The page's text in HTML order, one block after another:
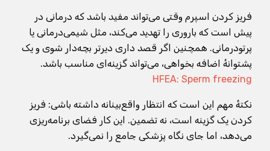
فریز کردن اسپرم وقتی می‌تواند مفید باشد که درمانی در
پیش است که باروری را تهدید می‌کند، مثل شیمی‌درمانی یا
پرتودرمانی. همچنین اگر قصد داری دیرتر بچه‌دار شوی و یک
پشتوانهٔ اضافه بخواهی، می‌تواند گزینه‌ای مناسب باشد.
HFEA: Sperm freezing
نکتهٔ مهم این است که انتظار واقع‌بینانه داشته باشی: فریز
کردن یک گزینه است، نه تضمین. این کار فضای برنامه‌ریزی
می‌دهد، اما جای نگاه پزشکی جامع را نمی‌گیرد.